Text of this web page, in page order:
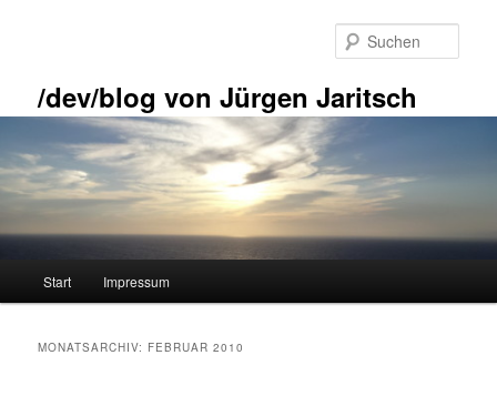
/dev/blog von Jürgen Jaritsch
Start Impressum
MONATSARCHIV: FEBRUAR 2010